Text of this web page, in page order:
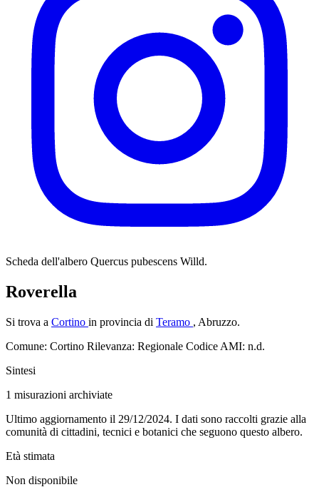
Scheda dell'albero Quercus pubescens Willd.
Roverella
Si trova a Cortino in provincia di Teramo , Abruzzo.
Comune: Cortino Rilevanza: Regionale Codice AMI: n.d.
Sintesi
1 misurazioni archiviate
Ultimo aggiornamento il 29/12/2024. I dati sono raccolti grazie alla
comunità di cittadini, tecnici e botanici che seguono questo albero.
Età stimata
Non disponibile